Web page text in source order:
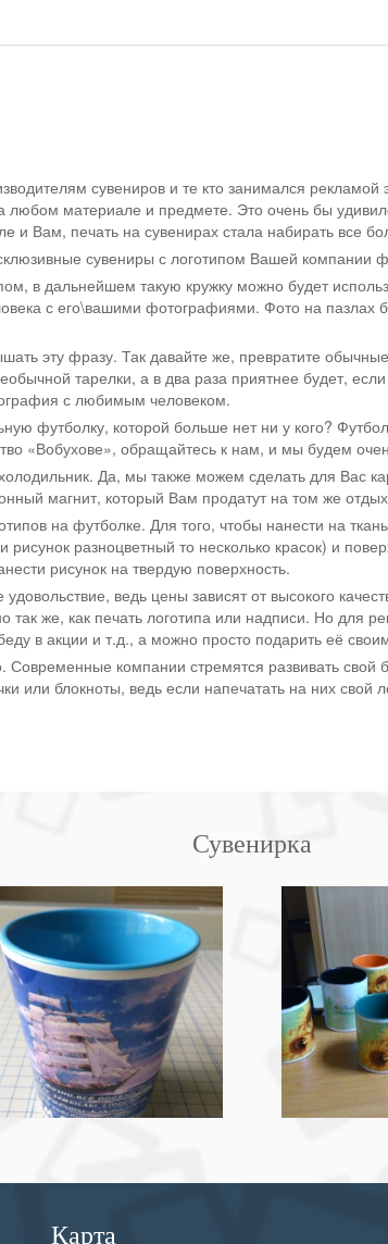
сувениров и те кто занимался
материале и предмете. Это очень бы
и Вам, печать на сувенирах стала набирать все
сувениры с логотипом Вашей
в дальнейшем такую кружку можно будет
с его\вашими фотографиями. Фото на пазлах
эту фразу. Так давайте же, превратите
тарелки, а в два раза приятнее будет,
с любимым человеком.
футболку, которой больше нет ни у кого?
«Вобухове», обращайтесь к нам, и мы будем
Да, мы также можем сделать для Вас
магнит, который Вам продатут на том же
на футболке. Для того, чтобы нанести на
рисунок разноцветный то несколько красок) и
рисунок на твердую поверхность.
ведь цены зависят от высокого
так же, как печать логотипа или надписи. Но для
в акции и т.д., а можно просто подарить её
Современные компании стремятся развивать
или блокноты, ведь если напечатать на них свой
Сувенирка
Карта